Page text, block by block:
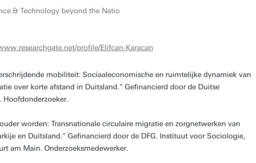
& Technology beyond the Natio
profile/Elifcan-Karacan
mobiliteit: Sociaaleconomische en ruimtelijke dynamiek van
over korte afstand in Duitsland." Gefinancierd door de Duitse
Hoofdonderzoeker.
worden: Transnationale circulaire migratie en zorgnetwerken van
en Duitsland." Gefinancierd door de DFG. Instituut voor Sociologie,
am Main. Onderzoeksmedewerker.